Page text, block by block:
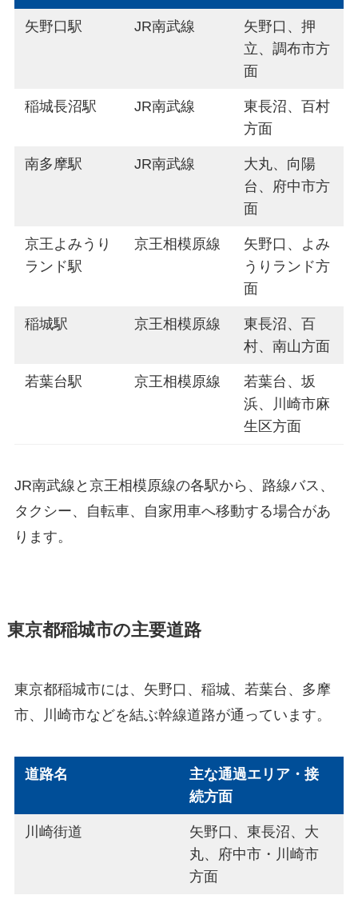
矢野口駅 JR南武線
矢野口、押
立、調布市方
面
稲城長沼駅 JR南武線
東長沼、百村
方面
南多摩駅 JR南武線
大丸、向陽
台、府中市方
面
京王よみうり
ランド駅
京王相模原線
矢野口、よみ
うりランド方
面
稲城駅 京王相模原線
東長沼、百
村、南山方面
若葉台駅 京王相模原線
若葉台、坂
浜、川崎市麻
生区方面
JR南武線と京王相模原線の各駅から、路線バス、
タクシー、自転車、自家用車へ移動する場合があ
ります。
東京都稲城市の主要道路
東京都稲城市には、矢野口、稲城、若葉台、多摩
市、川崎市などを結ぶ幹線道路が通っています。
道路名
主な通過エリア・接
続方面
川崎街道
矢野口、東長沼、大
丸、府中市・川崎市
方面